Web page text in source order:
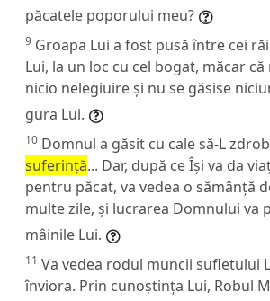
păcatele poporului meu?
9 Groapa Lui a fost pusă între cei
Lui, la un loc cu cel bogat, măcar că
nicio nelegiuire și nu se găsise
gura Lui.
10 Domnul a găsit cu cale să-L
suferință... Dar, după ce Își va da
pentru păcat, va vedea o sămânță
multe zile, și lucrarea Domnului va
mâinile Lui.
11 Va vedea rodul muncii sufletului
înviora. Prin cunoștința Lui, Robul